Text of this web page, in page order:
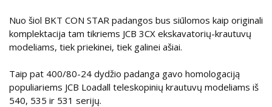
Nuo šiol BKT CON STAR padangos bus siūlomos kaip originali
komplektacija tam tikriems JCB 3CX ekskavatorių-krautuvų
modeliams, tiek priekinei, tiek galinei ašiai.
Taip pat 400/80-24 dydžio padanga gavo homologaciją
populiariems JCB Loadall teleskopinių krautuvų modeliams iš
540, 535 ir 531 serijų.